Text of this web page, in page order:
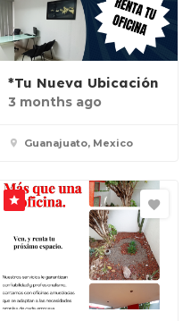
*Tu Nueva Ubicación
3 months ago
Guanajuato, Mexico